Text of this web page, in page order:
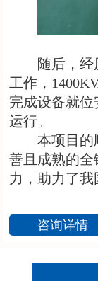
随后，经
工作， 1
完成设备就位
运行。
本项目的
善且成熟的
力，助力了我
咨询详情